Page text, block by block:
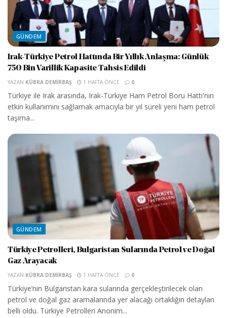
GÜNDEM
Irak-Türkiye Petrol Hattında Bir Yıllık Anlaşma: Günlük
750 Bin Varillik Kapasite Tahsis Edildi
YAZAN KÜBRA DEMIRBAŞ 1 HAFTA ÖNCE 0
Türkiye ile Irak arasında, Irak-Türkiye Ham Petrol Boru Hattı'nın
etkin kullanımını sağlamak amacıyla bir yıl süreli yeni ham petrol
taşıma...
GÜNDEM
Türkiye Petrolleri, Bulgaristan Sularında Petrol ve Doğal
Gaz Arayacak
YAZAN KÜBRA DEMIRBAŞ 1 HAFTA ÖNCE 0
Türkiye’nin Bulgaristan kara sularında gerçekleştirilecek olan
petrol ve doğal gaz aramalarında yer alacağı ortaklığın detayları
belli oldu. Türkiye Petrolleri Anonim...